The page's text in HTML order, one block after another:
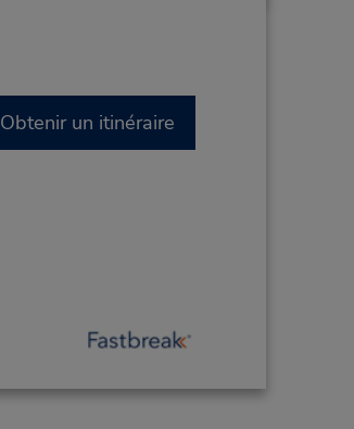
Obtenir un itinéraire